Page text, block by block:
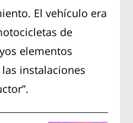
El vehículo era
de
elementos
instalaciones